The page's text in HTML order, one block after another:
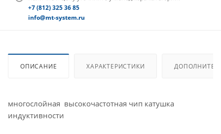
+7 (812) 325 36 85
info@mt-system.ru
ОПИСАНИЕ ХАРАКТЕРИСТИКИ
многослойная высокочастотная чип катушка
индуктивности